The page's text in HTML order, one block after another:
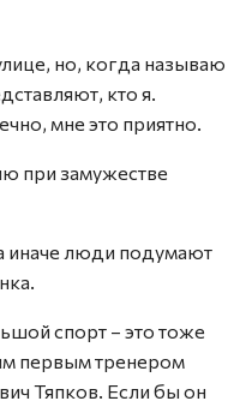
но, когда называю
кто я.
мне это приятно.
при замужестве
иначе люди подумают
спорт – это тоже
первым тренером
Тяпков. Если бы он